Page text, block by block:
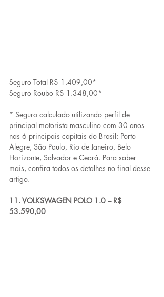
Seguro Total R$ 1.409,00*
Seguro Roubo R$ 1.348,00*
* Seguro calculado utilizando perfil de
principal motorista masculino com 30 anos
nas 6 principais capitais do Brasil: Porto
Alegre, São Paulo, Rio de Janeiro, Belo
Horizonte, Salvador e Ceará. Para saber
mais, confira todos os detalhes no final desse
artigo.
11. VOLKSWAGEN POLO 1.0 – R$
53.590,00